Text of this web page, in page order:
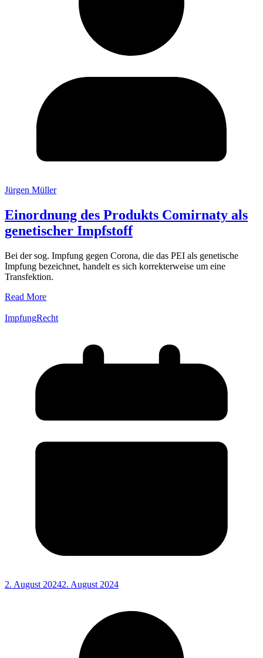
Jürgen Müller
Einordnung des Produkts Comirnaty als
genetischer Impfstoff
Bei der sog. Impfung gegen Corona, die das PEI als genetische
Impfung bezeichnet, handelt es sich korrekterweise um eine
Transfektion.
Read More
ImpfungRecht
2. August 20242. August 2024